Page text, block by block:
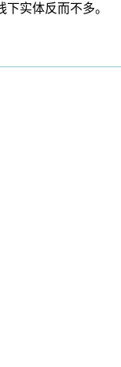
实体反而不多。